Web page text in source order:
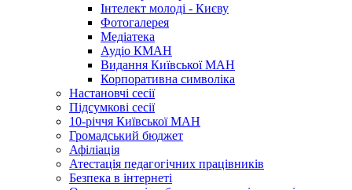
Інтелект молоді - Києву
Фотогалерея
Медіатека
Аудіо КМАН
Видання Київської МАН
Корпоративна символіка
Настановчі сесії
Підсумкові сесії
10-річчя Київської МАН
Громадський бюджет
Афіліація
Атестація педагогічних працівників
Безпека в інтернеті